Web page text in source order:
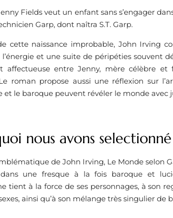
Fields veut un enfant sans s’engager
Garp, dont naîtra S.T. Garp.
cette naissance improbable, John Irving
l’énergie et une suite de péripéties souvent
affectueuse entre Jenny, mère célèbre
roman propose aussi une réflexion sur
et le baroque peuvent révéler le monde avec
nous avons
de John Irving, Le Monde selon
une fresque à la fois baroque et
tient à la force de ses personnages, à son
ainsi qu’à son mélange très singulier de